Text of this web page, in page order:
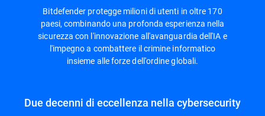
Bitdefender protegge milioni di utenti in oltre 170
paesi, combinando una profonda esperienza nella
sicurezza con l'innovazione all'avanguardia dell'IA e
l'impegno a combattere il crimine informatico
insieme alle forze dell'ordine globali.
Due decenni di eccellenza nella cybersecurity